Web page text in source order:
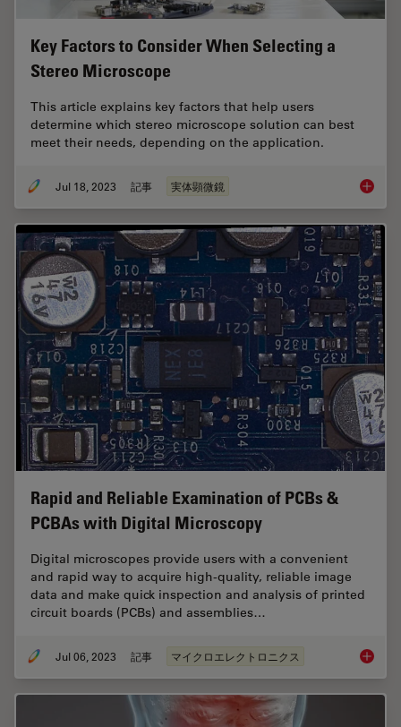
Key Factors to Consider When Selecting a
Stereo Microscope
This article explains key factors that help users
determine which stereo microscope solution can best
meet their needs, depending on the application.
Jul 18, 2023 記事 実体顕微鏡 Key
Rapid and Reliable Examination of PCBs &
PCBAs with Digital Microscopy
Digital microscopes provide users with a convenient
and rapid way to acquire high-quality, reliable image
data and make quick inspection and analysis of printed
circuit boards (PCBs) and assemblies…
Jul 06, 2023 記事 マイクロエレクトロニクス Rapid